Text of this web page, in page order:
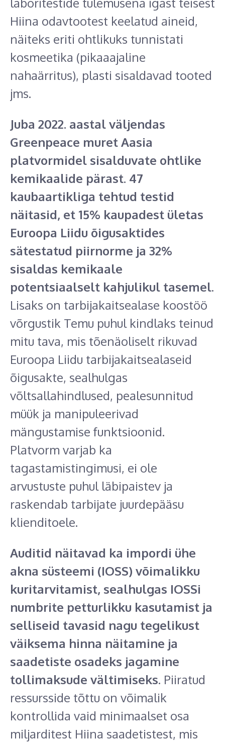
Hiina odavtootest keelatud aineid,
näiteks eriti ohtlikuks tunnistati
kosmeetika (pikaaajaline
nahaärritus), plasti sisaldavad tooted
jms.
Juba 2022. aastal väljendas
Greenpeace muret Aasia
platvormidel sisalduvate ohtlike
kemikaalide pärast. 47
kaubaartikliga tehtud testid
näitasid, et 15% kaupadest ületas
Euroopa Liidu õigusaktides
sätestatud piirnorme ja 32%
sisaldas kemikaale
potentsiaalselt kahjulikul tasemel.
Lisaks on tarbijakaitsealase koostöö
võrgustik Temu puhul kindlaks teinud
mitu tava, mis tõenäoliselt rikuvad
Euroopa Liidu tarbijakaitsealaseid
õigusakte, sealhulgas
võltsallahindlused, pealesunnitud
müük ja manipuleerivad
mängustamise funktsioonid.
Platvorm varjab ka
tagastamistingimusi, ei ole
arvustuste puhul läbipaistev ja
raskendab tarbijate juurdepääsu
klienditoele.
Auditid näitavad ka impordi ühe
akna süsteemi (IOSS) võimalikku
kuritarvitamist, sealhulgas IOSSi
numbrite petturlikku kasutamist ja
selliseid tavasid nagu tegelikust
väiksema hinna näitamine ja
saadetiste osadeks jagamine
tollimaksude vältimiseks. Piiratud
ressursside tõttu on võimalik
kontrollida vaid minimaalset osa
miljarditest Hiina saadetistest, mis